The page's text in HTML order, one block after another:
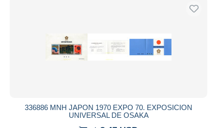
336886 MNH JAPON 1970 EXPO 70. EXPOSICION
UNIVERSAL DE OSAKA